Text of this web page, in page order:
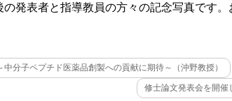
発表者と指導教員の方々の記念写真です。
分子ペプチド医薬品創製への貢献に期待～（沖野教授）
修士論文発表会を開催